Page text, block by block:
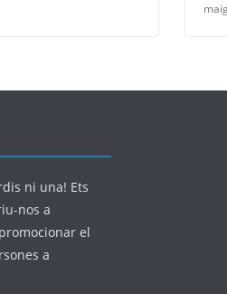
ni una! Ets
nos a
el
a